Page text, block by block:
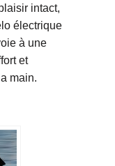
intact,
électrique
à une
et
main.